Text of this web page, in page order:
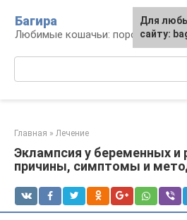
контенту
Багира
Любимые кошачьи: породы,
Главная » Лечение
Эклампсия у беременных и
причины, симптомы и
Для
сайту: